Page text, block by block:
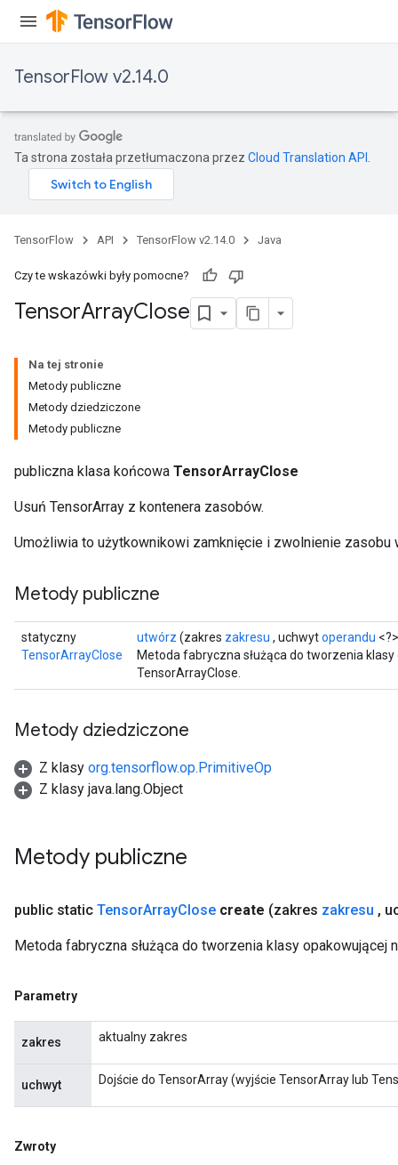
TensorFlow v2.14.0
Ta strona została przetłumaczona przez Cloud Translation API
TensorFlow API TensorFlow v2.14.0 Java
Czy te wskazówki były pomocne?
TensorArrayClose
Na tej stronie
Metody publiczne
Metody dziedziczone
Metody publiczne
publiczna klasa końcowa TensorArrayClose
Usuń TensorArray z kontenera zasobów.
Umożliwia to użytkownikowi zamknięcie i zwolnienie zasobu
Metody publiczne
statyczny
TensorArrayClose
utwórz (zakres zakresu , uchwytoperandu
Metoda fabryczna służąca do tworzenia
TensorArrayClose.
Metody dziedziczone
Z klasy org.tensorflow.op.PrimitiveOp
Z klasy java.lang.Object
Metody publiczne
public static TensorArrayClose create (zakres zakresu ,
Metoda fabryczna służąca do tworzenia klasy opakowującej
Parametry
zakres aktualny zakres
uchwyt Dojście do TensorArray (wyjście TensorArray lub
Zwroty